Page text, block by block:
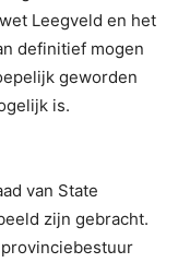
Leegveld en het
definitief mogen
geworden
is.
van State
zijn gebracht.